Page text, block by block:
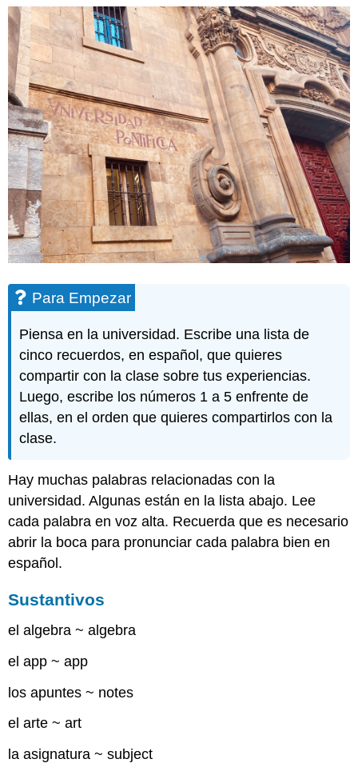
Para Empezar
Piensa en la universidad. Escribe una lista de
cinco recuerdos, en español, que quieres
compartir con la clase sobre tus experiencias.
Luego, escribe los números 1 a 5 enfrente de
ellas, en el orden que quieres compartirlos con la
clase.
Hay muchas palabras relacionadas con la
universidad. Algunas están en la lista abajo. Lee
cada palabra en voz alta. Recuerda que es necesario
abrir la boca para pronunciar cada palabra bien en
español.
Sustantivos
el algebra ~ algebra
el app ~ app
los apuntes ~ notes
el arte ~ art
la asignatura ~ subject